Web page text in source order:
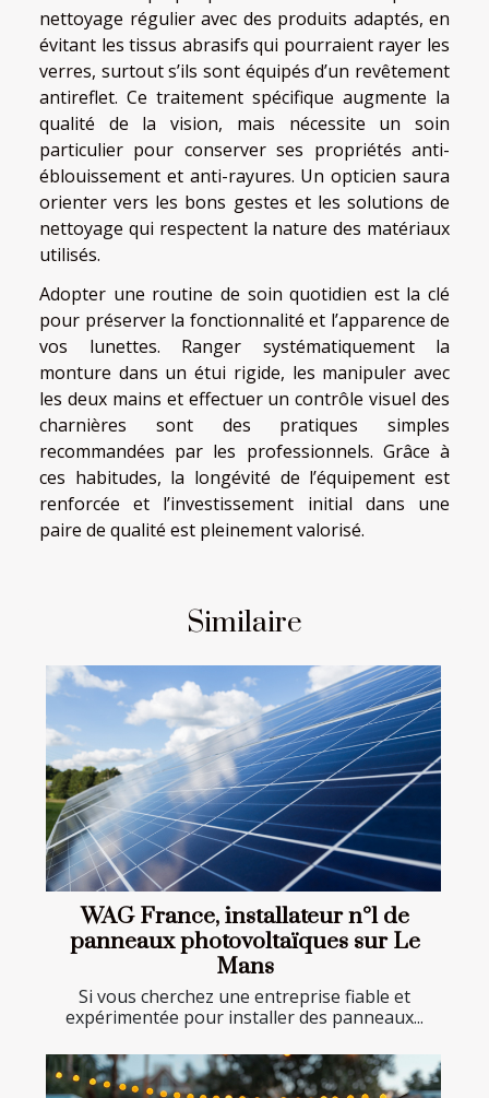
nettoyage régulier avec des produits adaptés, en
évitant les tissus abrasifs qui pourraient rayer les
verres, surtout s’ils sont équipés d’un revêtement
antireflet. Ce traitement spécifique augmente la
qualité de la vision, mais nécessite un soin
particulier pour conserver ses propriétés anti-
éblouissement et anti-rayures. Un opticien saura
orienter vers les bons gestes et les solutions de
nettoyage qui respectent la nature des matériaux
utilisés.
Adopter une routine de soin quotidien est la clé
pour préserver la fonctionnalité et l’apparence de
vos lunettes. Ranger systématiquement la
monture dans un étui rigide, les manipuler avec
les deux mains et effectuer un contrôle visuel des
charnières sont des pratiques simples
recommandées par les professionnels. Grâce à
ces habitudes, la longévité de l’équipement est
renforcée et l’investissement initial dans une
paire de qualité est pleinement valorisé.
Similaire
WAG France, installateur n°1 de
panneaux photovoltaïques sur Le
Mans
Si vous cherchez une entreprise fiable et
expérimentée pour installer des panneaux...